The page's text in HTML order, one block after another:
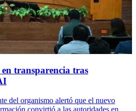
transparencia tras
del organismo alertó que el nuevo
convirtió a las autoridades en